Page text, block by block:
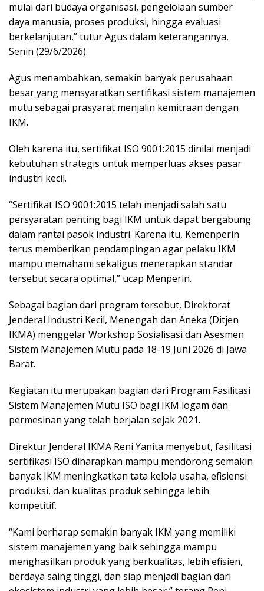
mulai dari budaya organisasi, pengelolaan sumber
daya manusia, proses produksi, hingga evaluasi
berkelanjutan,” tutur Agus dalam keterangannya,
Senin (29/6/2026).
Agus menambahkan, semakin banyak perusahaan
besar yang mensyaratkan sertifikasi sistem manajemen
mutu sebagai prasyarat menjalin kemitraan dengan
IKM.
Oleh karena itu, sertifikat ISO 9001:2015 dinilai menjadi
kebutuhan strategis untuk memperluas akses pasar
industri kecil.
“Sertifikat ISO 9001:2015 telah menjadi salah satu
persyaratan penting bagi IKM untuk dapat bergabung
dalam rantai pasok industri. Karena itu, Kemenperin
terus memberikan pendampingan agar pelaku IKM
mampu memahami sekaligus menerapkan standar
tersebut secara optimal,” ucap Menperin.
Sebagai bagian dari program tersebut, Direktorat
Jenderal Industri Kecil, Menengah dan Aneka (Ditjen
IKMA) menggelar Workshop Sosialisasi dan Asesmen
Sistem Manajemen Mutu pada 18-19 Juni 2026 di Jawa
Barat.
Kegiatan itu merupakan bagian dari Program Fasilitasi
Sistem Manajemen Mutu ISO bagi IKM logam dan
permesinan yang telah berjalan sejak 2021.
Direktur Jenderal IKMA Reni Yanita menyebut, fasilitasi
sertifikasi ISO diharapkan mampu mendorong semakin
banyak IKM meningkatkan tata kelola usaha, efisiensi
produksi, dan kualitas produk sehingga lebih
kompetitif.
“Kami berharap semakin banyak IKM yang memiliki
sistem manajemen yang baik sehingga mampu
menghasilkan produk yang berkualitas, lebih efisien,
berdaya saing tinggi, dan siap menjadi bagian dari